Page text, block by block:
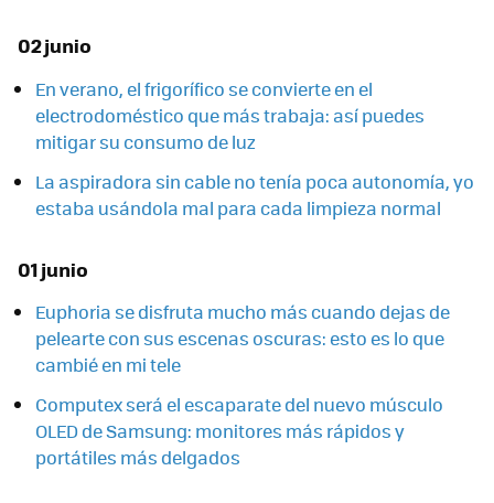
02 junio
En verano, el frigorífico se convierte en el
electrodoméstico que más trabaja: así puedes
mitigar su consumo de luz
La aspiradora sin cable no tenía poca autonomía, yo
estaba usándola mal para cada limpieza normal
01 junio
Euphoria se disfruta mucho más cuando dejas de
pelearte con sus escenas oscuras: esto es lo que
cambié en mi tele
Computex será el escaparate del nuevo músculo
OLED de Samsung: monitores más rápidos y
portátiles más delgados